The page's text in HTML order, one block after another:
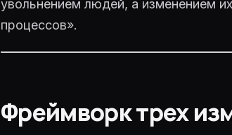
увольнением людей, а изменением
процессов».
Фреймворк трех